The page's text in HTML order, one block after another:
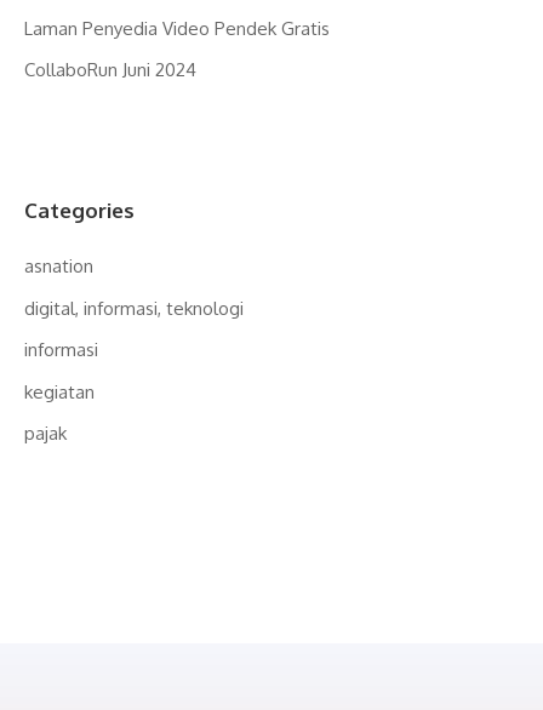
Laman Penyedia Video Pendek Gratis
CollaboRun Juni 2024
Categories
asnation
digital, informasi, teknologi
informasi
kegiatan
pajak